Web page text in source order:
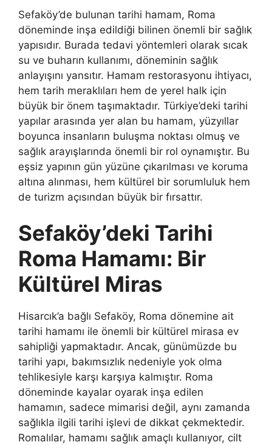
Sefaköy’de bulunan tarihi hamam, Roma
döneminde inşa edildiği bilinen önemli bir sağlık
yapısıdır. Burada tedavi yöntemleri olarak sıcak
su ve buharın kullanımı, döneminin sağlık
anlayışını yansıtır. Hamam restorasyonu ihtiyacı,
hem tarih meraklıları hem de yerel halk için
büyük bir önem taşımaktadır. Türkiye’deki tarihi
yapılar arasında yer alan bu hamam, yüzyıllar
boyunca insanların buluşma noktası olmuş ve
sağlık arayışlarında önemli bir rol oynamıştır. Bu
eşsiz yapının gün yüzüne çıkarılması ve koruma
altına alınması, hem kültürel bir sorumluluk hem
de turizm açısından büyük bir fırsattır.
Sefaköy’deki Tarihi
Roma Hamamı: Bir
Kültürel Miras
Hisarcık’a bağlı Sefaköy, Roma dönemine ait
tarihi hamamı ile önemli bir kültürel mirasa ev
sahipliği yapmaktadır. Ancak, günümüzde bu
tarihi yapı, bakımsızlık nedeniyle yok olma
tehlikesiyle karşı karşıya kalmıştır. Roma
döneminde kayalar oyarak inşa edilen
hamamın, sadece mimarisi değil, aynı zamanda
sağlıkla ilgili tarihi işlevi de dikkat çekmektedir.
Romalılar, hamamı sağlık amaçlı kullanıyor, cilt